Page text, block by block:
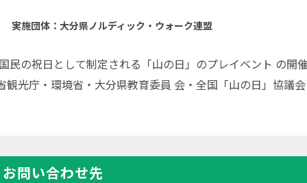
実施団体：大分県ノルディック・ウォーク連盟
民の祝日として制定される「山の日」のプレイベント の開
観光庁・環境省・大分県教育委員 会・全国「山の日」協議会
問い合わせ先